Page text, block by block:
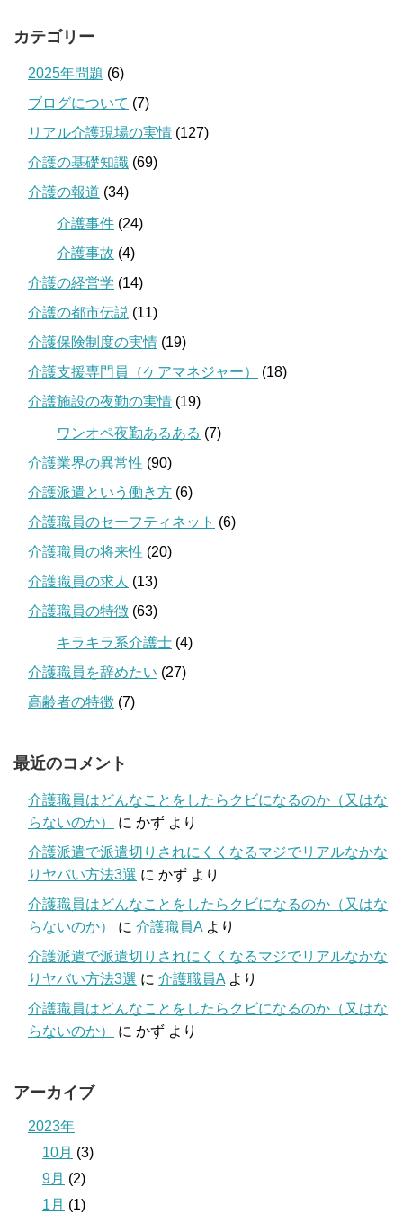
カテゴリー
2025年問題 (6)
ブログについて (7)
リアル介護現場の実情 (127)
介護の基礎知識 (69)
介護の報道 (34)
介護事件 (24)
介護事故 (4)
介護の経営学 (14)
介護の都市伝説 (11)
介護保険制度の実情 (19)
介護支援専門員（ケアマネジャー）
(18)
介護施設の夜勤の実情 (19)
ワンオペ夜勤あるある (7)
介護業界の異常性 (90)
介護派遣という働き方 (6)
介護職員のセーフティネット (6)
介護職員の将来性 (20)
介護職員の求人 (13)
介護職員の特徴 (63)
キラキラ系介護士 (4)
介護職員を辞めたい (27)
高齢者の特徴 (7)
最近のコメント
介護職員はどんなことをしたらクビになるのか（又はな
らないのか）
に かず より
介護派遣で派遣切りされにくくなるマジでリアルなかな
りヤバい方法3選 に かず より
介護職員はどんなことをしたらクビになるのか（又はな
らないのか）
に 介護職員A より
介護派遣で派遣切りされにくくなるマジでリアルなかな
りヤバい方法3選 に 介護職員A より
介護職員はどんなことをしたらクビになるのか（又はな
らないのか）
に かず より
アーカイブ
2023年
10月 (3)
9月 (2)
1月 (1)